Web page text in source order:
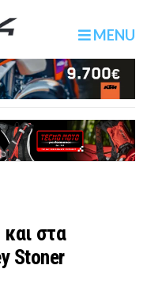
MENU
και στα
Stoner